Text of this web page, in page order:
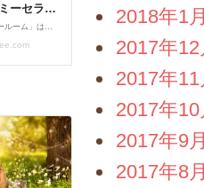
2018年1
2017年12
2017年11
2017年10
2017年9
2017年8